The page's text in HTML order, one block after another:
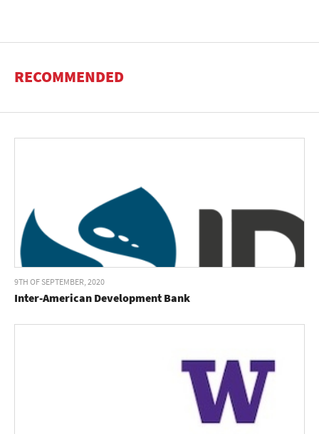
RECOMMENDED
9TH OF SEPTEMBER, 2020
Inter-American Development Bank